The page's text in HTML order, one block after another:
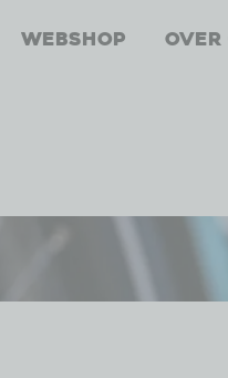
Webshop Over